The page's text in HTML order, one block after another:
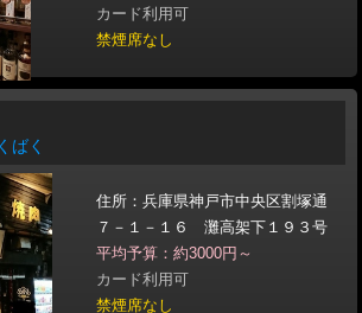
カード利用可
禁煙席なし
ばく
住所：兵庫県神戸市中央区割塚通
７－１－１６ 灘高架下１９３号
平均予算：約3000円～
カード利用可
禁煙席なし